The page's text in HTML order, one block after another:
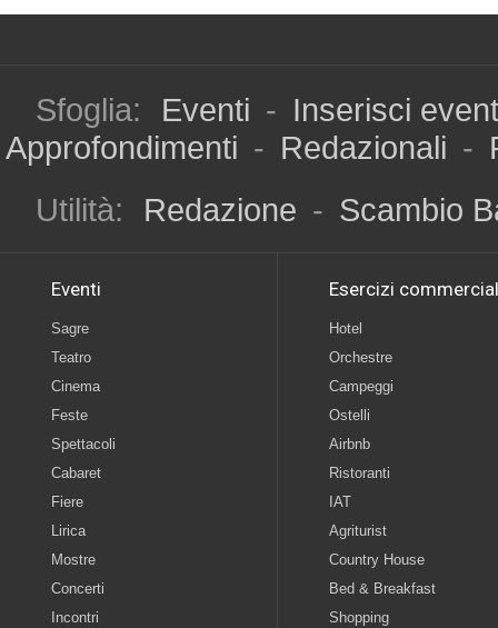
Sfoglia: Eventi - Inserisci
Approfondimenti - Redazionali -
Utilità:
Redazione - Scambio
Eventi
Sagre
Teatro
Cinema
Feste
Spettacoli
Cabaret
Fiere
Lirica
Mostre
Concerti
Incontri
Esercizi
Hotel
Orchestre
Campeggi
Ostelli
Airbnb
Ristoranti
IAT
Agriturist
Country House
Bed & Breakfast
Shopping